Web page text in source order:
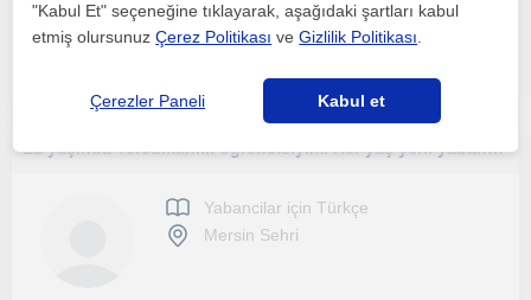
Mersin Sehri, Çavuslu (M...
22 yaşında Tercümanlık öğrencisiyim. Her yaş yerli yabancı kişilere ders verebilirim.
Yabancilar için Türkçe
Mersin Sehri
"Kabul Et" seçeneğine tıklayarak, aşağıdaki şartları kabul
etmiş olursunuzÇerez Politikası veGizlilik Politikası
Çerezler Paneli Kabul et